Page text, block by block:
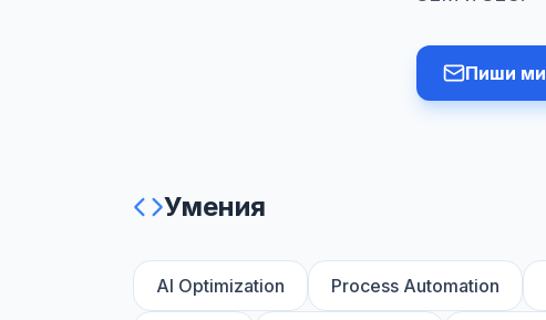
Пиши ми
Умения
AI Optimization Process Automation